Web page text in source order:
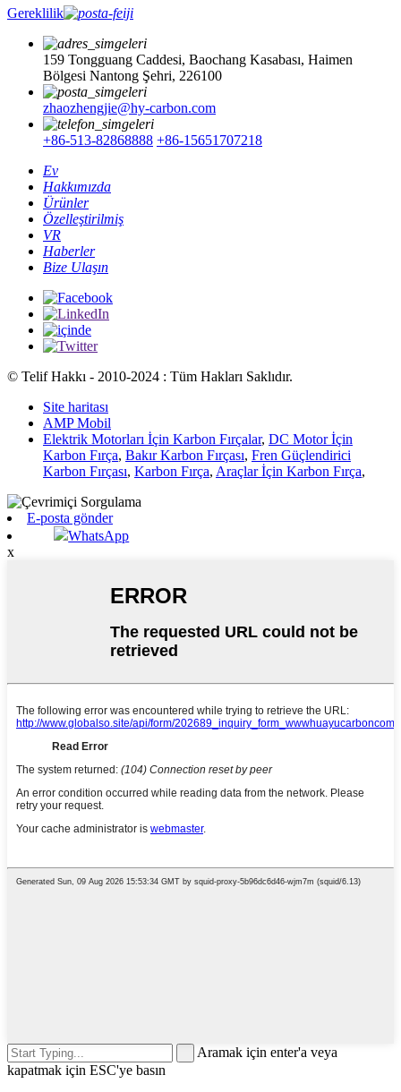
Gereklilik
159 Tongguang Caddesi, Baochang Kasabası, Haimen
Bölgesi Nantong Şehri, 226100
zhaozhengjie@hy-carbon.com
+86-513-82868888 +86-15651707218
Ev
Hakkımızda
Ürünler
Özelleştirilmiş
VR
Haberler
Bize Ulaşın
© Telif Hakkı - 2010-2024 : Tüm Hakları Saklıdır.
Site haritası
AMP Mobil
Elektrik Motorları İçin Karbon Fırçalar, DC Motor İçin
Karbon Fırça, Bakır Karbon Fırçası, Fren Güçlendirici
Karbon Fırçası, Karbon Fırça, Araçlar İçin Karbon Fırça,
E-posta gönder
WhatsApp
x
Aramak için enter'a veya
kapatmak için ESC'ye basın